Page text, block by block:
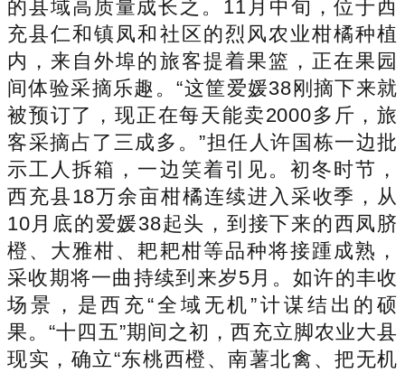
的县域高质量成长之。11月中旬，位于西
充县仁和镇凤和社区的烈风农业柑橘种植
内，来自外埠的旅客提着果篮，正在果园
间体验采摘乐趣。“这筐爱媛38刚摘下来就
被预订了，现正在每天能卖2000多斤，旅
客采摘占了三成多。”担任人许国栋一边批
示工人拆箱，一边笑着引见。初冬时节，
西充县18万余亩柑橘连续进入采收季，从
10月底的爱媛38起头，到接下来的西凤脐
橙、大雅柑、耙耙柑等品种将接踵成熟，
采收期将一曲持续到来岁5月。如许的丰收
场景，是西充“全域无机”计谋结出的硕
果。“十四五”期间之初，西充立脚农业大县
现实，确立“东桃西橙、南薯北禽、把无机